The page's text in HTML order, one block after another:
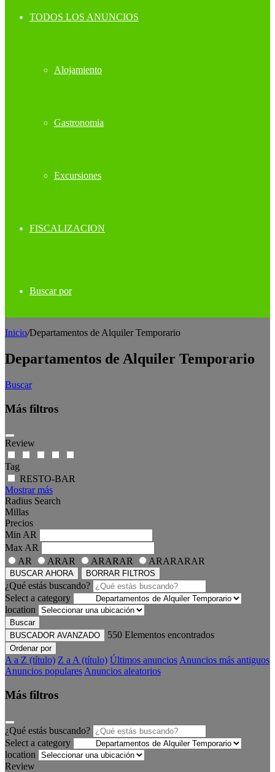
TODOS LOS ANUNCIOS
Alojamiento
Gastronomia
Excursiones
FISCALIZACION
Buscar por
Inicio/Departamentos de Alquiler Temporario
Departamentos de Alquiler Temporario
Buscar
Más filtros
Review
Tag
RESTO-BAR
Mostrar más
Radius Search
Millas
Precios
Min AR
Max AR
AR
ARAR ARARAR ARARARAR
BUSCAR AHORA BORRAR FILTROS
¿Qué estás buscando?
Select a category
location
Buscar
BUSCADOR AVANZADO
550 Elementos encontrados
Ordenar por
A a Z (título) Z a A (título) Últimos anuncios Anuncios más antiguos
Anuncios populares Anuncios aleatorios
Más filtros
¿Qué estás buscando?
Select a category
location
Review